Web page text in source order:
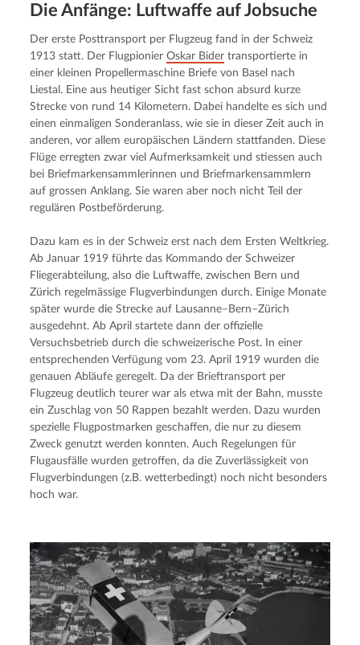
Die Anfänge: Luftwaffe auf Jobsuche
Der erste Posttransport per Flugzeug fand in der Schweiz
1913 statt. Der Flugpionier Oskar Bider transportierte in
einer kleinen Propellermaschine Briefe von Basel nach
Liestal. Eine aus heutiger Sicht fast schon absurd kurze
Strecke von rund 14 Kilometern. Dabei handelte es sich und
einen einmaligen Sonderanlass, wie sie in dieser Zeit auch in
anderen, vor allem europäischen Ländern stattfanden. Diese
Flüge erregten zwar viel Aufmerksamkeit und stiessen auch
bei Briefmarkensammlerinnen und Briefmarkensammlern
auf grossen Anklang. Sie waren aber noch nicht Teil der
regulären Postbeförderung.
Dazu kam es in der Schweiz erst nach dem Ersten Weltkrieg.
Ab Januar 1919 führte das Kommando der Schweizer
Fliegerabteilung, also die Luftwaffe, zwischen Bern und
Zürich regelmässige Flugverbindungen durch. Einige Monate
später wurde die Strecke auf Lausanne–Bern–Zürich
ausgedehnt. Ab April startete dann der offizielle
Versuchsbetrieb durch die schweizerische Post. In einer
entsprechenden Verfügung vom 23. April 1919 wurden die
genauen Abläufe geregelt. Da der Brieftransport per
Flugzeug deutlich teurer war als etwa mit der Bahn, musste
ein Zuschlag von 50 Rappen bezahlt werden. Dazu wurden
spezielle Flugpostmarken geschaffen, die nur zu diesem
Zweck genutzt werden konnten. Auch Regelungen für
Flugausfälle wurden getroffen, da die Zuverlässigkeit von
Flugverbindungen (z.B. wetterbedingt) noch nicht besonders
hoch war.